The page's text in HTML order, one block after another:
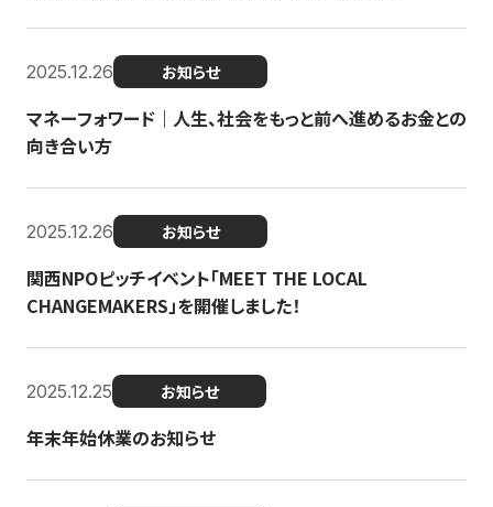
2025.12.26 お知らせ
マネーフォワード｜人生、社会をもっと前へ進めるお金との
向き合い方
2025.12.26 お知らせ
関西NPOピッチイベント「MEET THE LOCAL
CHANGEMAKERS」を開催しました！
2025.12.25 お知らせ
年末年始休業のお知らせ